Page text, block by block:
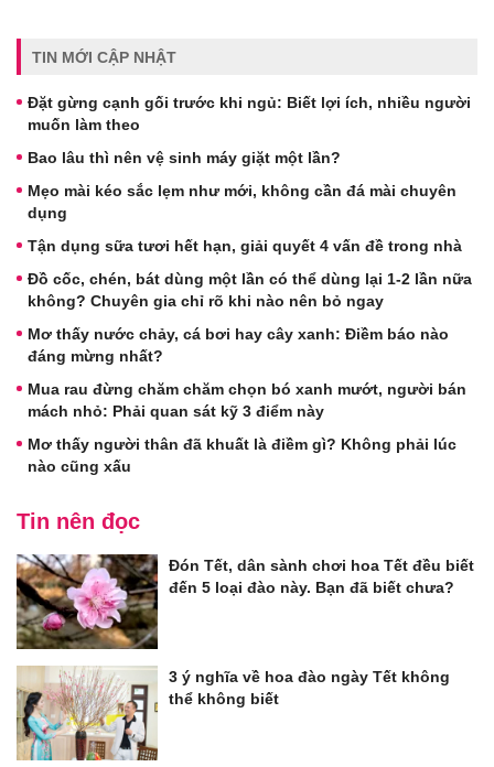
TIN MỚI CẬP NHẬT
Đặt gừng cạnh gối trước khi ngủ: Biết lợi ích, nhiều người
muốn làm theo
Bao lâu thì nên vệ sinh máy giặt một lần?
Mẹo mài kéo sắc lẹm như mới, không cần đá mài chuyên
dụng
Tận dụng sữa tươi hết hạn, giải quyết 4 vấn đề trong nhà
Đồ cốc, chén, bát dùng một lần có thể dùng lại 1-2 lần nữa
không? Chuyên gia chỉ rõ khi nào nên bỏ ngay
Mơ thấy nước chảy, cá bơi hay cây xanh: Điềm báo nào
đáng mừng nhất?
Mua rau đừng chăm chăm chọn bó xanh mướt, người bán
mách nhỏ: Phải quan sát kỹ 3 điểm này
Mơ thấy người thân đã khuất là điềm gì? Không phải lúc
nào cũng xấu
Tin nên đọc
Đón Tết, dân sành chơi hoa Tết đều biết
đến 5 loại đào này. Bạn đã biết chưa?
3 ý nghĩa về hoa đào ngày Tết không
thể không biết